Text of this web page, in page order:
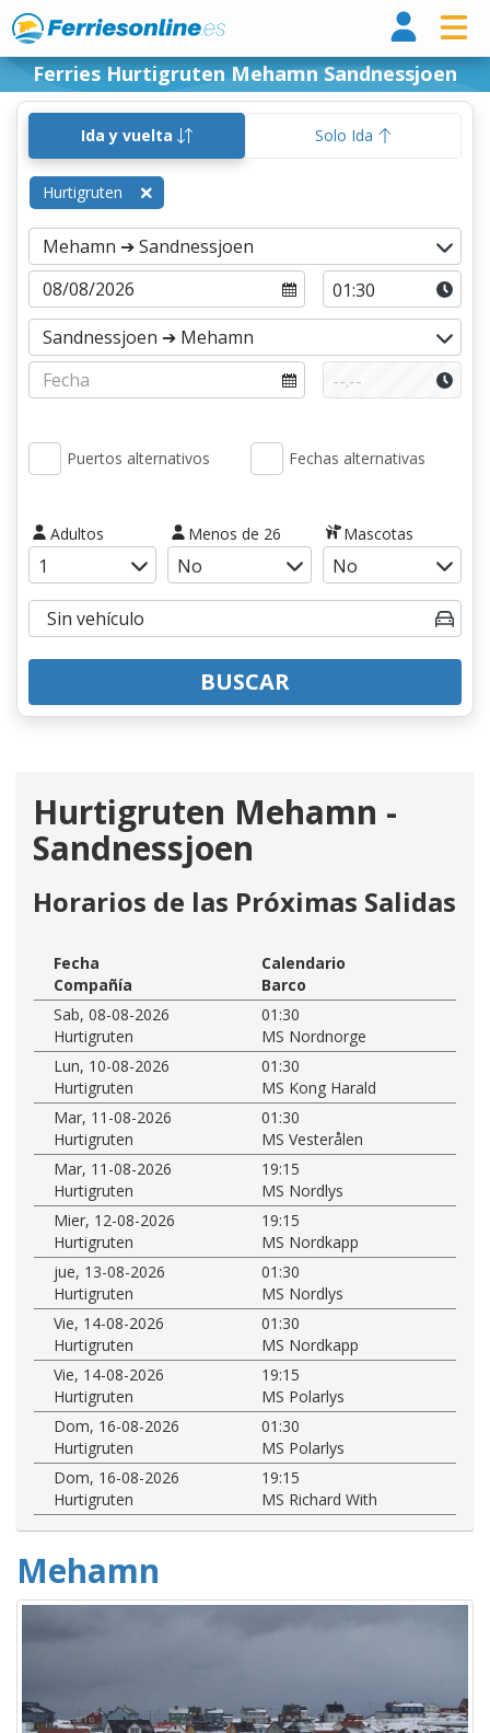
Ferries Hurtigruten Mehamn Sandnessjoen
Ida y vuelta Solo Ida
Hurtigruten
Puertos alternativos Fechas alternativas
Adultos Menos de 26 Mascotas
BUSCAR
Hurtigruten Mehamn -
Sandnessjoen
Horarios de las Próximas Salidas
Fecha
Calendario
Compañía
Barco
Sab, 08-08-2026
01:30
Hurtigruten
MS Nordnorge
Lun, 10-08-2026
01:30
Hurtigruten
MS Kong Harald
Mar, 11-08-2026
01:30
Hurtigruten
MS Vesterålen
Mar, 11-08-2026
19:15
Hurtigruten
MS Nordlys
Mier, 12-08-2026
19:15
Hurtigruten
MS Nordkapp
jue, 13-08-2026
01:30
Hurtigruten
MS Nordlys
Vie, 14-08-2026
01:30
Hurtigruten
MS Nordkapp
Vie, 14-08-2026
19:15
Hurtigruten
MS Polarlys
Dom, 16-08-2026
01:30
Hurtigruten
MS Polarlys
Dom, 16-08-2026
19:15
Hurtigruten
MS Richard With
Mehamn